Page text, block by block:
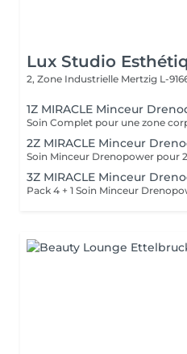
Lux Studio
2, Zone Industrielle Mertzig L-
1Z MIRACLE Minceur
2Z MIRACLE Minceur
3Z MIRACLE Minceur